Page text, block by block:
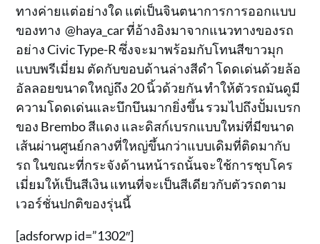
ทางค่ายแต่อย่างใด แต่เป็นจินตนาการการออกแบบ
ของทาง @haya_car ที่อ้างอิงมาจากแนวทางของรถ
อย่าง Civic Type-R ซึ่งจะมาพร้อมกับโทนสีขาวมุก
แบบพรีเมี่ยม ตัดกับขอบด้านล่างสีดำ โดดเด่นด้วยล้อ
อัลลอยขนาดใหญ่ถึง 20 นิ้วด้วยกัน ทำให้ตัวรถมันดูมี
ความโดดเด่นและบึกบึนมากยิ่งขึ้น รวมไปถึงปั้มเบรก
ของ Brembo สีแดง และดิสก์เบรกแบบใหม่ที่มีขนาด
เส้นผ่านศูนย์กลางที่ใหญ่ขึ้นกว่าแบบเดิมที่ติดมากับ
รถ ในขณะที่กระจังด้านหน้ารถนั้นจะใช้การชุบโคร
เมี่ยมให้เป็นสีเงิน แทนที่จะเป็นสีเดียวกับตัวรถตาม
เวอร์ชั่นปกติของรุ่นนี้
[adsforwp id=”1302″]